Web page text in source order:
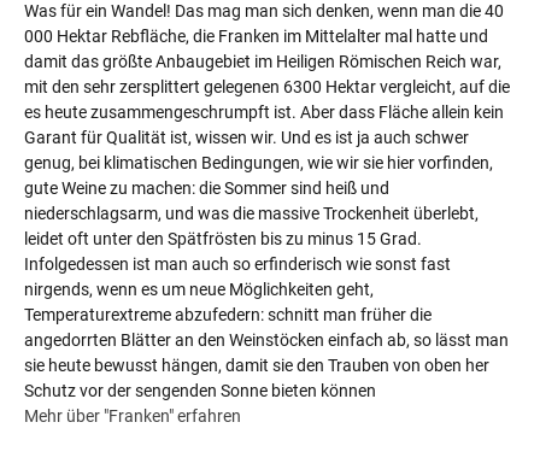
Was für ein Wandel! Das mag man sich denken, wenn man die 40
000 Hektar Rebfläche, die Franken im Mittelalter mal hatte und
damit das größte Anbaugebiet im Heiligen Römischen Reich war,
mit den sehr zersplittert gelegenen 6300 Hektar vergleicht, auf die
es heute zusammengeschrumpft ist. Aber dass Fläche allein kein
Garant für Qualität ist, wissen wir. Und es ist ja auch schwer
genug, bei klimatischen Bedingungen, wie wir sie hier vorfinden,
gute Weine zu machen: die Sommer sind heiß und
niederschlagsarm, und was die massive Trockenheit überlebt,
leidet oft unter den Spätfrösten bis zu minus 15 Grad.
Infolgedessen ist man auch so erfinderisch wie sonst fast
nirgends, wenn es um neue Möglichkeiten geht,
Temperaturextreme abzufedern: schnitt man früher die
angedorrten Blätter an den Weinstöcken einfach ab, so lässt man
sie heute bewusst hängen, damit sie den Trauben von oben her
Schutz vor der sengenden Sonne bieten können
Mehr über "Franken" erfahren